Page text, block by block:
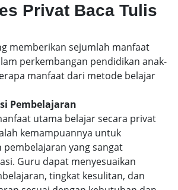
Privat Baca Tulis
memberikan sejumlah manfaat
perkembangan pendidikan anak-
manfaat dari metode belajar
Pembelajaran
utama belajar secara privat
kemampuannya untuk
pembelajaran yang sangat
Guru dapat menyesuaikan
tingkat kesulitan, dan